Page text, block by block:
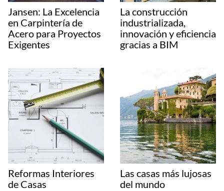
Jansen: La Excelencia
en Carpintería de
Acero para Proyectos
Exigentes
La construcción
industrializada,
innovación y eficiencia
gracias a BIM
Reformas Interiores
de Casas
Las casas más lujosas
del mundo